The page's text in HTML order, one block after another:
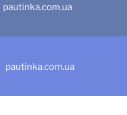
pautinka.com.ua
pautinka.com.ua